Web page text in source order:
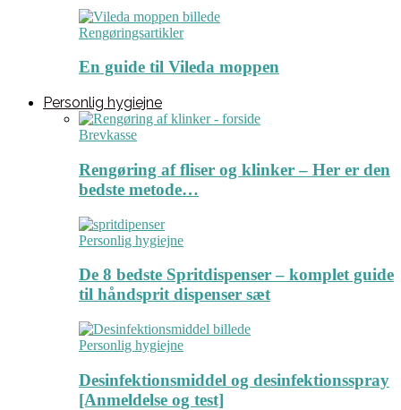
Rengøringsartikler
En guide til Vileda moppen
Personlig hygiejne
Brevkasse
Rengøring af fliser og klinker – Her er den
bedste metode…
Personlig hygiejne
De 8 bedste Spritdispenser – komplet guide
til håndsprit dispenser sæt
Personlig hygiejne
Desinfektionsmiddel og desinfektionsspray
[Anmeldelse og test]